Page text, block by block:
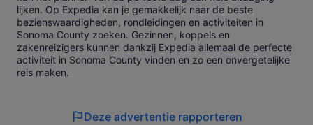
lijken. Op Expedia kan je gemakkelijk naar de beste
bezienswaardigheden, rondleidingen en activiteiten in
Sonoma County zoeken. Gezinnen, koppels en
zakenreizigers kunnen dankzij Expedia allemaal de perfecte
activiteit in Sonoma County vinden en zo een onvergetelijke
reis maken.
Deze advertentie rapporteren